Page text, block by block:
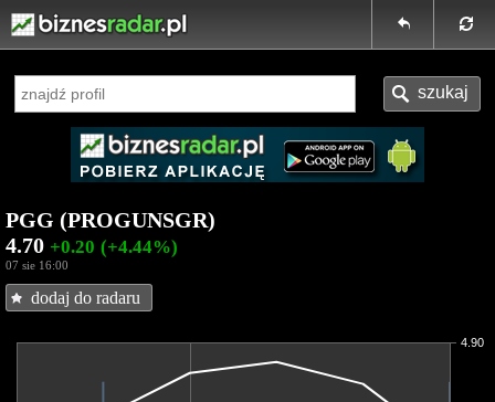
PGG (PROGUNSGR)
4.70 +0.20 (+4.44%)
07 sie 16:00
dodaj do radaru
4.90